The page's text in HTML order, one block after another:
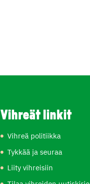
Vihreät linkit
Vihreä politiikka
Tykkää ja seuraa
Liity vihreisiin